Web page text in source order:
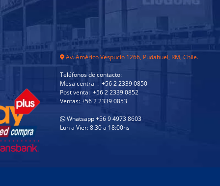
Av. Américo Vespucio 1266, Pudahuel, RM, Chile.
Teléfonos de contacto:
Mesa central : +56 2 2339 0850
Post venta: +56 2 2339 0852
Ventas: +56 2 2339 0853
Whatsapp +56 9 4973 8603
Lun a Vier: 8:30 a 18:00hs